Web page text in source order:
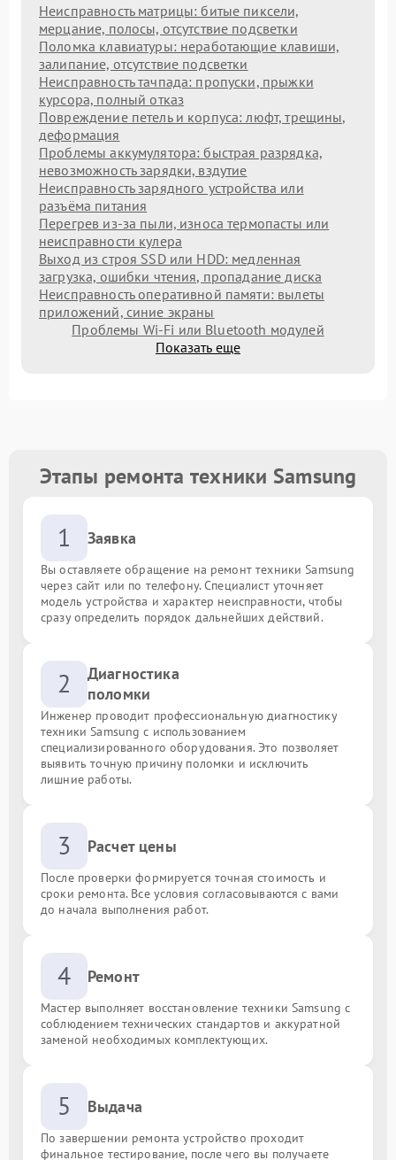
Неисправность матрицы: битые пиксели,
мерцание, полосы, отсутствие подсветки
Поломка клавиатуры: неработающие клавиши,
залипание, отсутствие подсветки
Неисправность тачпада: пропуски, прыжки
курсора, полный отказ
Повреждение петель и корпуса: люфт, трещины,
деформация
Проблемы аккумулятора: быстрая разрядка,
невозможность зарядки, вздутие
Неисправность зарядного устройства или
разъёма питания
Перегрев из‑за пыли, износа термопасты или
неисправности кулера
Выход из строя SSD или HDD: медленная
загрузка, ошибки чтения, пропадание диска
Неисправность оперативной памяти: вылеты
приложений, синие экраны
Проблемы Wi‑Fi или Bluetooth модулей
Показать еще
Этапы ремонта техники Samsung
1 Заявка
Вы оставляете обращение на ремонт техники Samsung
через сайт или по телефону. Специалист уточняет
модель устройства и характер неисправности, чтобы
сразу определить порядок дальнейших действий.
2
Диагностика
поломки
Инженер проводит профессиональную диагностику
техники Samsung с использованием
специализированного оборудования. Это позволяет
выявить точную причину поломки и исключить
лишние работы.
3 Расчет цены
После проверки формируется точная стоимость и
сроки ремонта. Все условия согласовываются с вами
до начала выполнения работ.
4 Ремонт
Мастер выполняет восстановление техники Samsung с
соблюдением технических стандартов и аккуратной
заменой необходимых комплектующих.
5 Выдача
По завершении ремонта устройство проходит
финальное тестирование, после чего вы получаете